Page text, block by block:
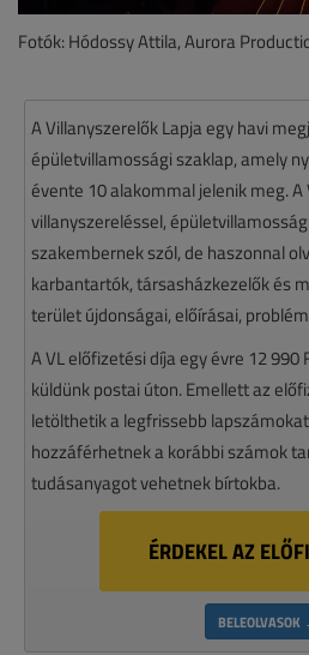
Fotók: Hódossy Attila, Aurora
A Villanyszerelők Lapja egy havi
épületvillamossági szaklap, amely
évente 10 alakommal jelenik meg. A
villanyszereléssel,
szakembernek szól, de haszonnal
karbantartók, társasházkezelők és
terület újdonságai, előírásai,
A VL előfizetési díja egy évre 12
küldünk postai úton. Emellett az
letölthetik a legfrissebb
hozzáférhetnek a korábbi számok
tudásanyagot vehetnek bírtokba.
ÉRDEKEL AZ